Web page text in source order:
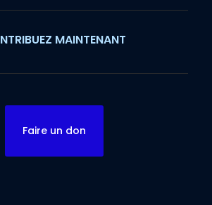
MAINTENANT
Faire un don